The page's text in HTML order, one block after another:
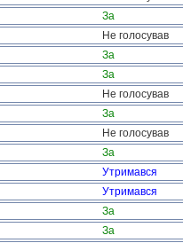
За
Не голосував
За
За
Не голосував
За
Не голосував
За
Утримався
Утримався
За
За